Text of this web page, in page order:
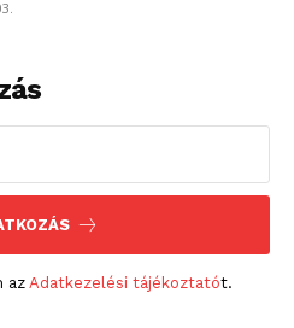
az Adatkezelési tájékoztatót.